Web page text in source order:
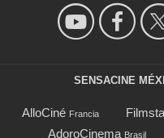
SENSACINE
AlloCiné Francia
AdoroCinema Brasil